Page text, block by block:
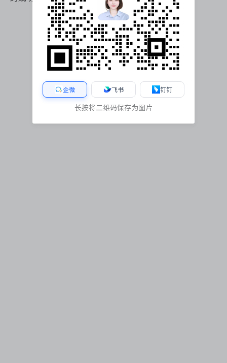
企微 飞书 钉钉
长按将二维码保存为图片